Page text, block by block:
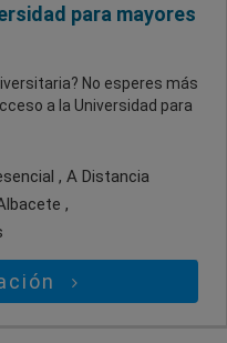
para mayores
No esperes más
a la Universidad para
, A Distancia
,